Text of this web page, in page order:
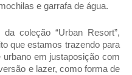
e garrafa de água.
coleção “Urban Resort”,
que estamos trazendo para
em justaposição com
e lazer, como forma de